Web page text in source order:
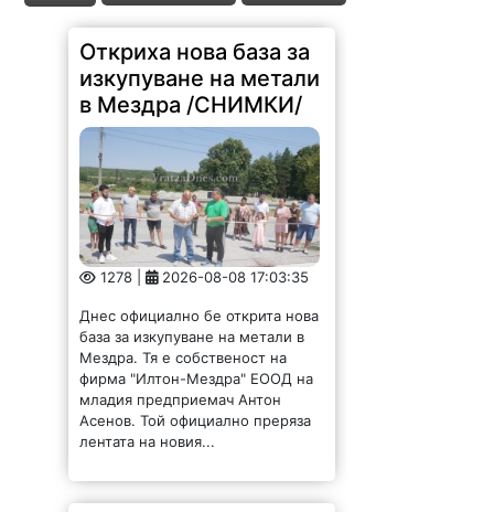
Откриха нова база за
изкупуване на метали
в Мездра /СНИМКИ/
1278 | 2026-08-08 17:03:35
Днес официално бе открита нова
база за изкупуване на метали в
Мездра. Тя е собственост на
фирма "Илтон-Мездра" ЕООД на
младия предприемач Антон
Асенов. Той официално преряза
лентата на новия...